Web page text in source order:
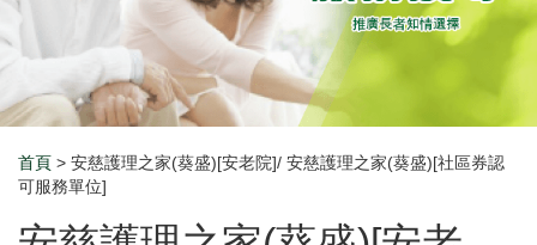
Breadcrumb
首頁 > 安慈護理之家(葵盛)[安老院]/ 安慈護理之家(葵盛)[社區券認
可服務單位]